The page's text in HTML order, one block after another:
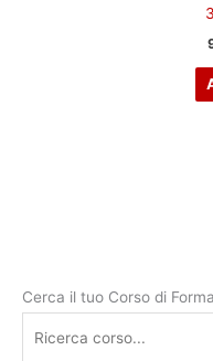
Cerca il tuo Corso di